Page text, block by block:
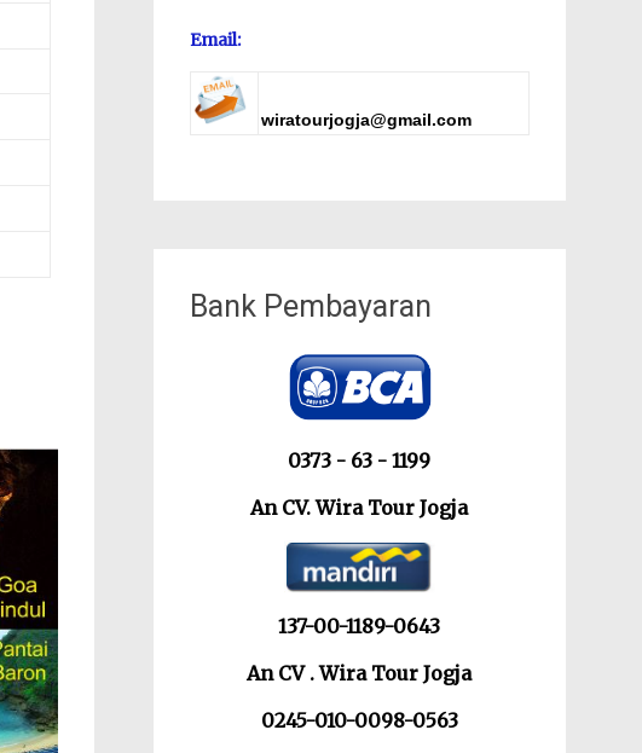
Email:
wiratourjogja@gmail.com
Bank Pembayaran
0373 - 63 - 1199
An CV. Wira Tour Jogja
137-00-1189-0643
An CV . Wira Tour Jogja
0245-010-0098-0563